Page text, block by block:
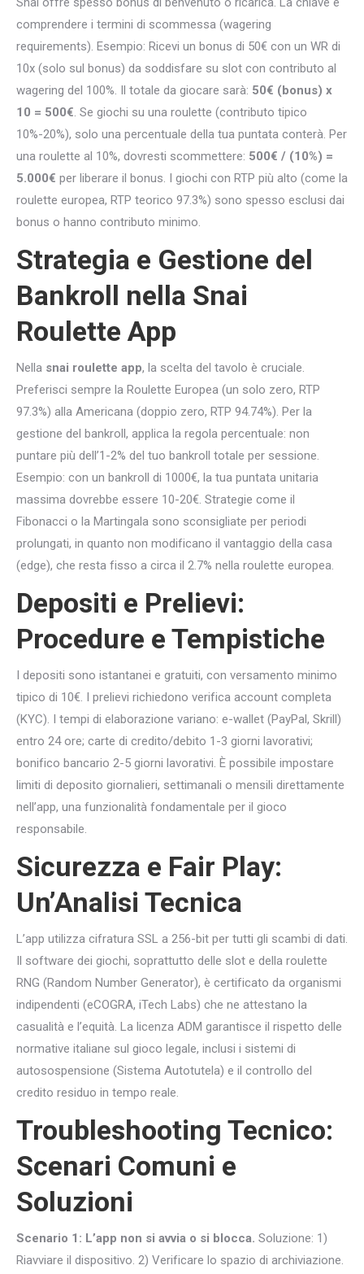
comprendere i termini di scommessa (wagering
requirements). Esempio: Ricevi un bonus di 50€ con un WR di
10x (solo sul bonus) da soddisfare su slot con contributo al
wagering del 100%. Il totale da giocare sarà: 50€ (bonus) x
10 = 500€. Se giochi su una roulette (contributo tipico
10%-20%), solo una percentuale della tua puntata conterà. Per
una roulette al 10%, dovresti scommettere: 500€ / (10%) =
5.000€ per liberare il bonus. I giochi con RTP più alto (come la
roulette europea, RTP teorico 97.3%) sono spesso esclusi dai
bonus o hanno contributo minimo.
Strategia e Gestione del
Bankroll nella Snai
Roulette App
Nella snai roulette app, la scelta del tavolo è cruciale.
Preferisci sempre la Roulette Europea (un solo zero, RTP
97.3%) alla Americana (doppio zero, RTP 94.74%). Per la
gestione del bankroll, applica la regola percentuale: non
puntare più dell’1-2% del tuo bankroll totale per sessione.
Esempio: con un bankroll di 1000€, la tua puntata unitaria
massima dovrebbe essere 10-20€. Strategie come il
Fibonacci o la Martingala sono sconsigliate per periodi
prolungati, in quanto non modificano il vantaggio della casa
(edge), che resta fisso a circa il 2.7% nella roulette europea.
Depositi e Prelievi:
Procedure e Tempistiche
I depositi sono istantanei e gratuiti, con versamento minimo
tipico di 10€. I prelievi richiedono verifica account completa
(KYC). I tempi di elaborazione variano: e-wallet (PayPal, Skrill)
entro 24 ore; carte di credito/debito 1-3 giorni lavorativi;
bonifico bancario 2-5 giorni lavorativi. È possibile impostare
limiti di deposito giornalieri, settimanali o mensili direttamente
nell’app, una funzionalità fondamentale per il gioco
responsabile.
Sicurezza e Fair Play:
Un’Analisi Tecnica
L’app utilizza cifratura SSL a 256-bit per tutti gli scambi di dati.
Il software dei giochi, soprattutto delle slot e della roulette
RNG (Random Number Generator), è certificato da organismi
indipendenti (eCOGRA, iTech Labs) che ne attestano la
casualità e l’equità. La licenza ADM garantisce il rispetto delle
normative italiane sul gioco legale, inclusi i sistemi di
autosospensione (Sistema Autotutela) e il controllo del
credito residuo in tempo reale.
Troubleshooting Tecnico:
Scenari Comuni e
Soluzioni
Scenario 1: L’app non si avvia o si blocca. Soluzione: 1)
Riavviare il dispositivo. 2) Verificare lo spazio di archiviazione.